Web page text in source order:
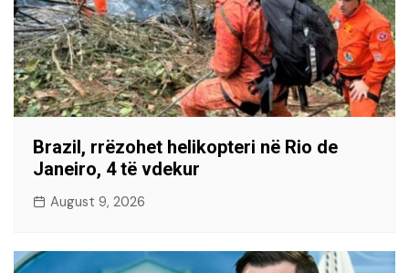
Brazil, rrëzohet helikopteri në Rio de
Janeiro, 4 të vdekur
August 9, 2026